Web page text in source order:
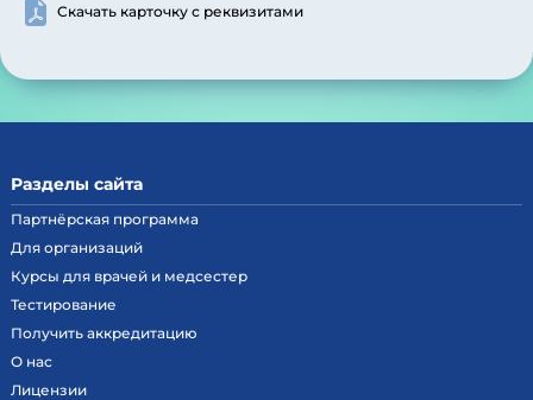
Скачать карточку с реквизитами
Разделы сайта
Партнёрская программа
Для организаций
Курсы для врачей и медсестер
Тестирование
Получить аккредитацию
О нас
Лицензии